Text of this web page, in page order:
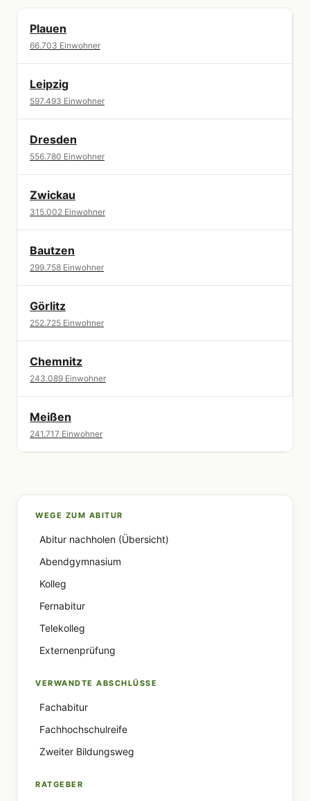
Plauen
66.703 Einwohner
Leipzig
597.493 Einwohner
Dresden
556.780 Einwohner
Zwickau
315.002 Einwohner
Bautzen
299.758 Einwohner
Görlitz
252.725 Einwohner
Chemnitz
243.089 Einwohner
Meißen
241.717 Einwohner
WEGE ZUM ABITUR
Abitur nachholen (Übersicht)
Abendgymnasium
Kolleg
Fernabitur
Telekolleg
Externenprüfung
VERWANDTE ABSCHLÜSSE
Fachabitur
Fachhochschulreife
Zweiter Bildungsweg
RATGEBER